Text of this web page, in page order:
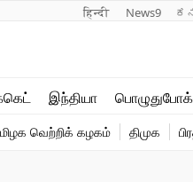
हिन्दी News9
இந்தியா
விளையாட்டு
வெற்றிக் கழகம் திமுக